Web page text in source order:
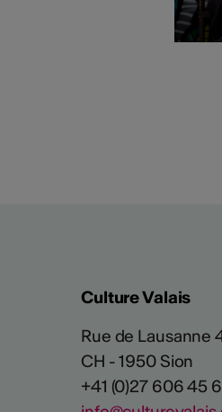
Culture Valais
Rue de Lausanne
CH - 1950 Sion
+41 (0)27 606 45